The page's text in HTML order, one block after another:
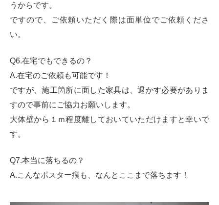
うからです。
ですので、ご依頼いただく際は面単位でご依頼くださ
い。
Q6.在宅でもできるの？
A.在宅のご依頼も可能です！
ですが、施工箇所に面した家具は、退かす必要がありま
すので事前にご協力お願いします。
大体壁から１ｍ程度離しておいていただけますと幸いで
す。
Q7.本当に落ちるの？
A.こんなポスター痕も、なんとここまで落ちます！